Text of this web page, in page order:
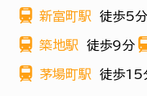
新富町駅 徒歩5分
築地駅 徒歩9分
茅場町駅 徒歩15